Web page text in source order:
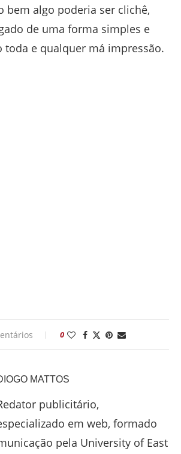
bem algo poderia ser clichê,
de uma forma simples e
toda e qualquer má impressão.
0
MATTOS
publicitário,
em web, formado
pela University of East